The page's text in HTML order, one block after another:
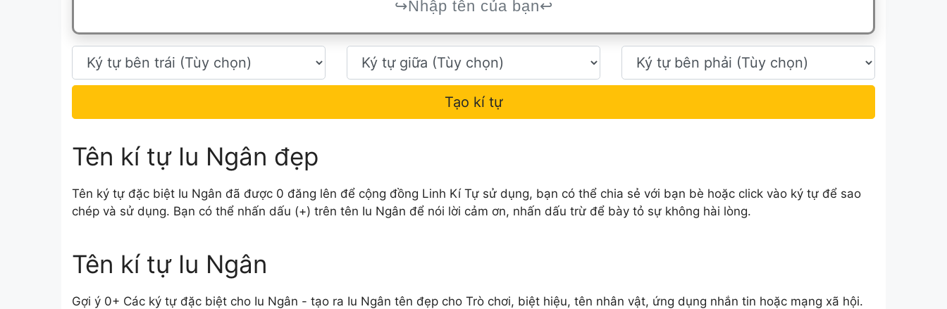
Tạo kí tự
Tên kí tự Iu Ngân đẹp
Tên ký tự đặc biệt Iu Ngân đã được 0 đăng lên để cộng đồng Linh Kí Tự sử dụng, bạn có thể chia sẻ với bạn bè hoặc click vào ký tự để sao
chép và sử dụng. Bạn có thể nhấn dấu (+) trên tên Iu Ngân để nói lời cảm ơn, nhấn dấu trừ để bày tỏ sự không hài lòng.
Tên kí tự Iu Ngân
Gợi ý 0+ Các ký tự đặc biệt cho Iu Ngân - tạo ra Iu Ngân tên đẹp cho Trò chơi, biệt hiệu, tên nhân vật, ứng dụng nhắn tin hoặc mạng xã hội.